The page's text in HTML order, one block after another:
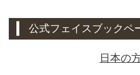
公式フェイスブックペ
日本の